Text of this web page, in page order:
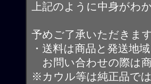
上記のように中身がわ
予めご了承いただきま
・送料は商品と発送地
お問い合わせの際は
※カウル等は純正品で